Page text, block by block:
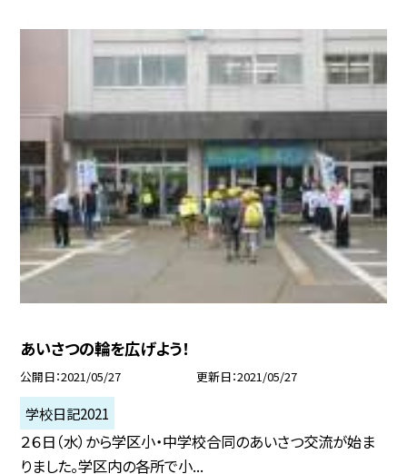
あいさつの輪を広げよう！
公開日 2021/05/27 更新日 2021/05/27
学校日記2021
２６日（水）から学区小・中学校合同のあいさつ交流が始ま
りました。学区内の各所で小...